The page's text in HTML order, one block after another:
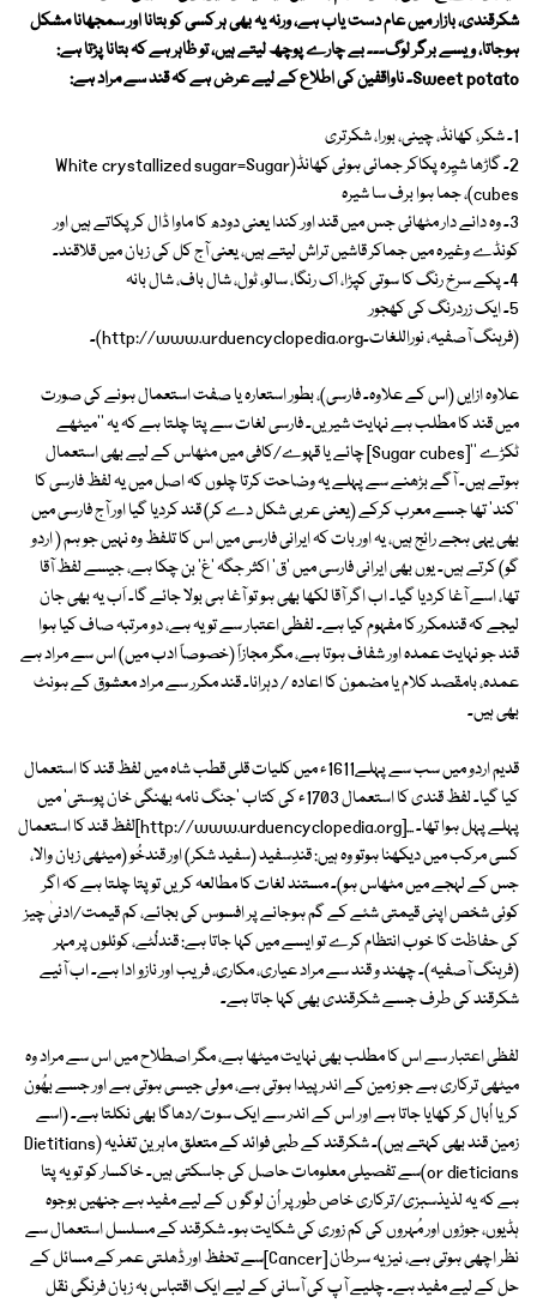
شکرقندی، بازار میں عام دست یاب ہے، ورنہ یہ بھی ہر کسی کو بتانا اور سمجھانا مشکل
ہوجاتا، ویسے برگر لوگ۔۔۔ بے چارے پوچھ لیتے ہیں، تو ظاہر ہے کہ بتانا پڑتا ہے:
Sweet potato۔ ناواقفین کی اطلاع کے لیے عرض ہے کہ قند سے مراد ہے:
1۔ شکر، کھانڈ، چینی، بورا، شکرتری
2۔ گاڑھا شیِرہ پکاکر جمائی ہوئی کھانڈ(White crystallized sugar=Sugar
cubes)، جما ہوا برف سا شیرہ
3۔ وہ دانے دار مٹھائی جس میں قند اور کندا یعنی دودھ کا ماوا ڈال کر پکاتے ہیں اور
کونڈے وغیرہ میں جماکر قاشیں تراش لیتے ہیں، یعنی آج کل کی زبان میں قلاقند۔
4۔ پکے سرخ رنگ کا سوتی کپڑا، اک رنگا، سالو، ٹول، شال باف، شال بانہ
5۔ ایک زردرنگ کی کھجور
(فرہنگ آصفیہ، نوراللغات۔http://www.urduencyclopedia.org)۔
علاوہ ازایں (اس کے علاوہ۔ فارسی)، بطور استعارہ یا صفت استعمال ہونے کی صورت
میں قند کا مطلب ہے نہایت شیریں۔ فارسی لغات سے پتا چلتا ہے کہ یہ ''میٹھے
ٹکڑے ''[Sugar cubes] چائے یا قہوے/کافی میں مٹھاس کے لیے بھی استعمال
ہوتے ہیں۔ آگے بڑھنے سے پہلے یہ وضاحت کرتا چلوں کہ اصل میں یہ لفظ فارسی کا
'کند' تھا جسے معرب کرکے (یعنی عربی شکل دے کر) قند کردیا گیا اور آج فارسی میں
بھی یہی ہجے رائج ہیں، یہ اور بات کہ ایرانی فارسی میں اس کا تلفظ وہ نہیں جو ہم ( اردو
گو) کرتے ہیں۔ یوں بھی ایرانی فارسی میں 'ق' اکثر جگہ 'غ' بن چکا ہے، جیسے لفظ آقا
تھا، اسے آغا کردیا گیا۔ اب اگر آقا لکھا بھی ہو تو آغا ہی بولا جائے گا۔ اَب یہ بھی جان
لیجے کہ قندمکرر کا مفہوم کیا ہے۔ لفظی اعتبار سے تو یہ ہے، دو مرتبہ صاف کیا ہوا
قند جو نہایت عمدہ اور شفاف ہوتا ہے، مگر مجازاً (خصوصاً ادب میں) اس سے مراد ہے
عمدہ، بامقصد کلام یا مضمون کا اعادہ / دہرانا۔ قند مکرر سے مراد معشوق کے ہونٹ
بھی ہیں۔
قدیم اردو میں سب سے پہلے1611ء میں کلیات قلی قطب شاہ میں لفظ قند کا استعمال
کیا گیا۔ لفظ قندی کا استعمال 1703ء کی کتاب 'جنگ نامہ بھنگی خان پوستی' میں
پہلے پہل ہوا تھا۔ ...[http://www.urduencyclopedia.org]لفظ قند کا استعمال
کسی مرکب میں دیکھنا ہوتو وہ ہیں: قندِسفید (سفید شکر) اور قندخُو (میٹھی زبان والا،
جس کے لہجے میں مٹھاس ہو)۔ مستند لغات کا مطالعہ کریں تو پتا چلتا ہے کہ اگر
کوئی شخص اپنی قیمتی شئے کے گم ہوجانے پر افسوس کی بجائے، کم قیمت/ادنیٰ چیز
کی حفاظت کا خوب انتظام کرے تو ایسے میں کہا جاتا ہے: قندلُٹے، کوئلوں پر مہر
(فرہنگ آصفیہ)۔ چھند و قند سے مراد عیاری، مکاری، فریب اور نازو ادا ہے۔ اب آئیے
شکرقند کی طرف جسے شکرقندی بھی کہا جاتا ہے۔
لفظی اعتبار سے اس کا مطلب بھی نہایت میٹھا ہے، مگر اصطلاح میں اس سے مراد وہ
میٹھی ترکاری ہے جو زمین کے اندر پیدا ہوتی ہے، مولی جیسی ہوتی ہے اور جسے بھُون
کر یا اُبال کر کھایا جاتا ہے اور اس کے اندر سے ایک سوت/دھاگا بھی نکلتا ہے۔ (اسے
زمین قند بھی کہتے ہیں)۔ شکرقند کے طبی فوائد کے متعلق ماہرین تغذیہ (Dietitians
or dieticians)سے تفصیلی معلومات حاصل کی جاسکتی ہیں۔ خاکسار کو تو یہ پتا
ہے کہ یہ لذیذسبزی/ترکاری خاص طور پر اُن لوگو ں کے لیے مفید ہے جنھیں بوجوہ
ہڈیوں، جوڑوں اور مُہروں کی کم زوری کی شکایت ہو۔ شکرقند کے مسلسل استعمال سے
نظر اچھی ہوتی ہے، نیز یہ سرطان [Cancer]سے تحفظ اور ڈھلتی عمر کے مسائل کے
حل کے لیے مفید ہے۔ چلیے آپ کی آسانی کے لیے ایک اقتباس بہ زبان فرنگی نقل